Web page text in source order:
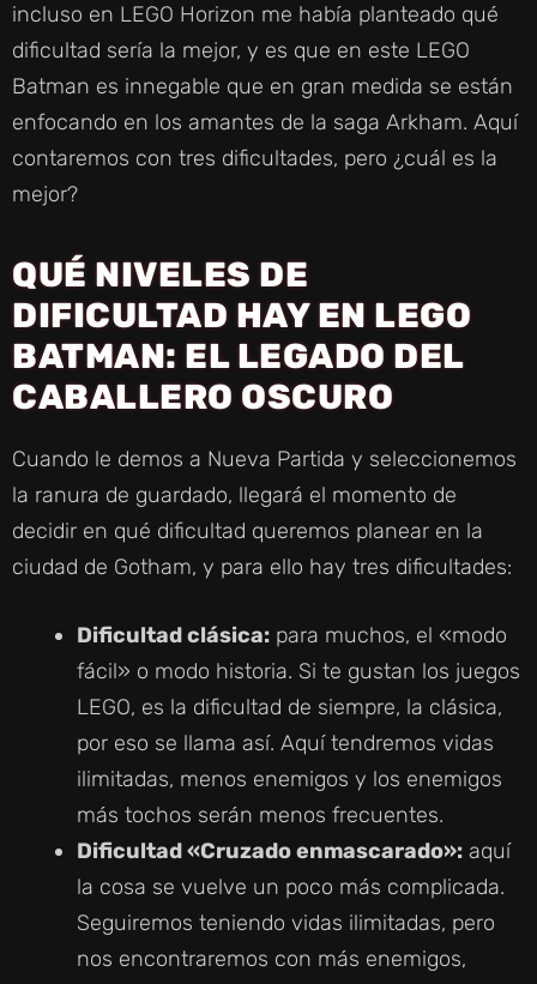
incluso en LEGO Horizon me había planteado qué
dificultad sería la mejor, y es que en este LEGO
Batman es innegable que en gran medida se están
enfocando en los amantes de la saga Arkham. Aquí
contaremos con tres dificultades, pero ¿cuál es la
mejor?
QUÉ NIVELES DE
DIFICULTAD HAY EN LEGO
BATMAN: EL LEGADO DEL
CABALLERO OSCURO
Cuando le demos a Nueva Partida y seleccionemos
la ranura de guardado, llegará el momento de
decidir en qué dificultad queremos planear en la
ciudad de Gotham, y para ello hay tres dificultades:
Dificultad clásica: para muchos, el «modo
fácil» o modo historia. Si te gustan los juegos
LEGO, es la dificultad de siempre, la clásica,
por eso se llama así. Aquí tendremos vidas
ilimitadas, menos enemigos y los enemigos
más tochos serán menos frecuentes.
Dificultad «Cruzado enmascarado»: aquí
la cosa se vuelve un poco más complicada.
Seguiremos teniendo vidas ilimitadas, pero
nos encontraremos con más enemigos,